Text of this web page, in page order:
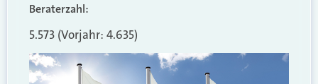
Beraterzahl:
5.573 (Vorjahr: 4.635)